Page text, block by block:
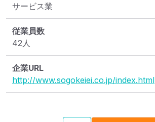
サービス業
従業員数
42人
企業URL
http://www.sogokeiei.co.jp/index.html